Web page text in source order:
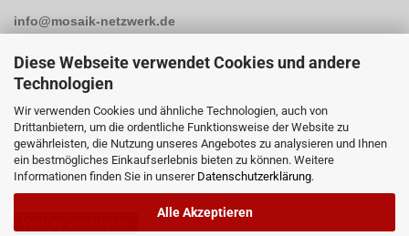
Diese Webseite verwendet Cookies und andere
Technologien
Wir verwenden Cookies und ähnliche Technologien, auch von
Drittanbietern, um die ordentliche Funktionsweise der Website zu
gewährleisten, die Nutzung unseres Angebotes zu analysieren und Ihnen
ein bestmögliches Einkaufserlebnis bieten zu können. Weitere
Informationen finden Sie in unserer Datenschutzerklärung.
Alle Akzeptieren
info@mosaik-netzwerk.de
Retouren Adresse:
Mosaik-Netzwerk
Kapellenstrasse 3
96117 Memmelsdorf / Lichteneiche